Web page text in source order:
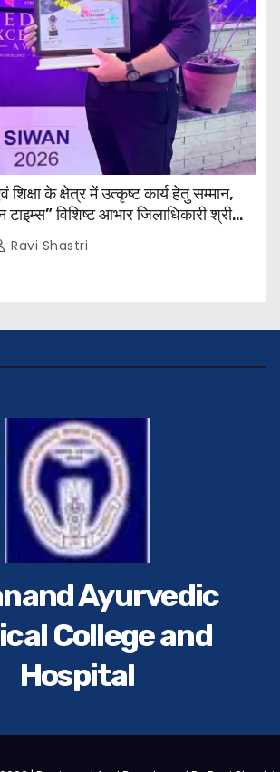
शिक्षा के क्षेत्र में उत्कृष्ट कार्य हेतु सम्मान,
विशिष्ट आभार जिलाधिकारी श्री
से०), आरक्षी अधीक्षक श्री पूरन झा
सिवान एवं ब्यूरो चीफ श्री नीरज
Ravi Shastri
Ayurvedic
College and
Hospital